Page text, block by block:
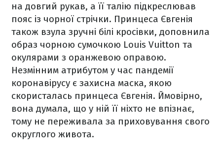
на довгий рукав, а її талію підкреслював
пояс із чорної стрічки. Принцеса Євгенія
також взула зручні білі кросівки, доповнила
образ чорною сумочкою Louis Vuitton та
окулярами з оранжевою оправою.
Незмінним атрибутом у час пандемії
коронавірусу є захисна маска, якою
скористалась принцеса Євгенія. Ймовірно,
вона думала, що у ній її ніхто не впізнає,
тому не переживала за приховування свого
округлого живота.